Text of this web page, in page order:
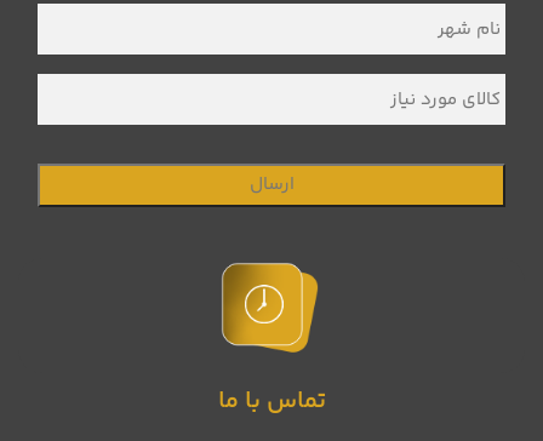
نام
شهر *
کالای
مورد
نیاز
تماس با ما